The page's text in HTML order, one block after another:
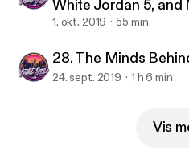
White Jordan 5, and
1. okt. 2019 55 min
28. The Minds
24. sept. 2019 1 h 6 min
Vis